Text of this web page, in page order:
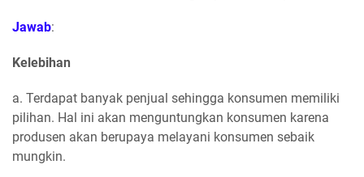
Jawab:
Kelebihan
a. Terdapat banyak penjual sehingga konsumen memiliki
pilihan. Hal ini akan menguntungkan konsumen karena
produsen akan berupaya melayani konsumen sebaik
mungkin.